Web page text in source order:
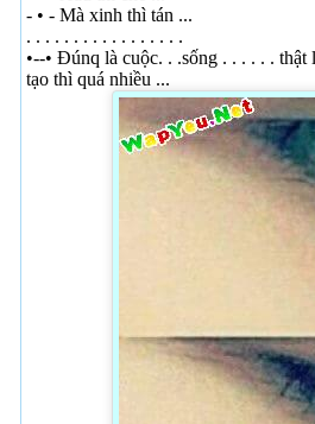
- • - Mà xinh thì tán ...
. . . . . . . . . . . . . . . . .
•--• Đúnq là cuộc. . .sống . . . . . .
tạo thì quá nhiều ...